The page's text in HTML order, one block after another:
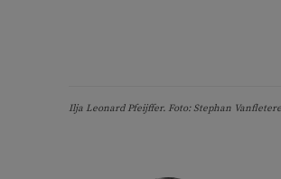
Ilja Leonard Pfeijffer. Foto: Stephan